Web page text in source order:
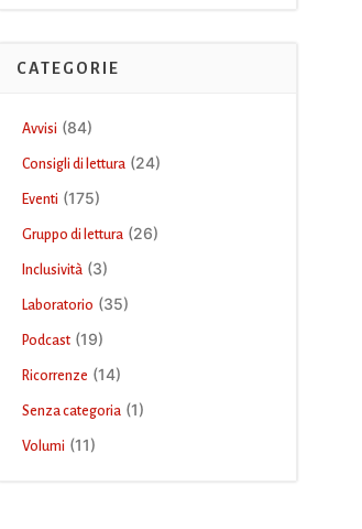
CATEGORIE
Avvisi (84)
Consigli di lettura(24)
Eventi (175)
Gruppo di lettura(26)
Inclusività(3)
Laboratorio (35)
Podcast(19)
Ricorrenze (14)
Senza categoria(1)
Volumi (11)